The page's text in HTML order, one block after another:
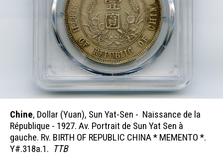
Chine, Dollar (Yuan), Sun Yat-Sen - Naissance de la
République - 1927. Av. Portrait de Sun Yat Sen à
gauche. Rv. BIRTH OF REPUBLIC CHINA * MEMENTO *.
Y#.318a.1. TTB